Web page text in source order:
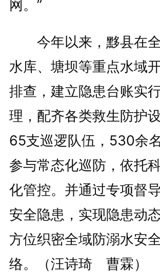
网。”
今年以来，黟县在全
水库、塘坝等重点水域
排查，建立隐患台账实
理，配齐各类救生防护
65支巡逻队伍，530余
参与常态化巡防，依托
化管控。并通过专项督
安全隐患，实现隐患动
方位织密全域防溺水安
络。（汪诗琦 曹霖）